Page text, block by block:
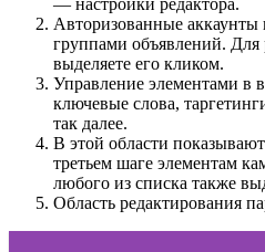
Авторизованные
группами объявлений.
выделяете его кликом.
Управление элементами в
ключевые слова,
так далее.
В этой области
третьем шаге элементам
любого из списка также
Область редактирования